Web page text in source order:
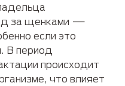
за щенками —
если это
В период
происходит
что влияет